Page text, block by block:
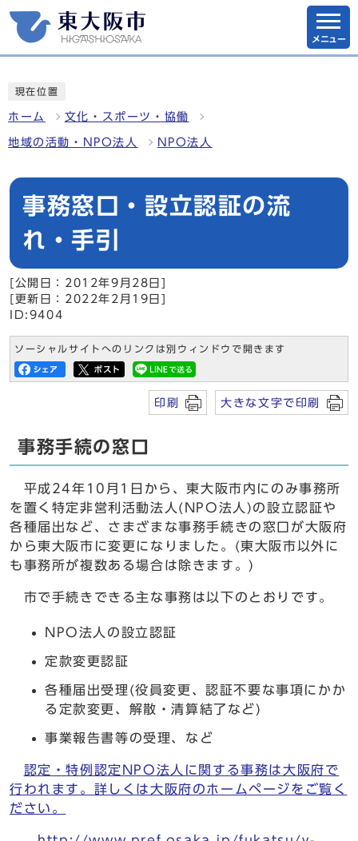
メニュー
現在位置
ホーム 文化・スポーツ・協働
地域の活動・NPO法人 NPO法人
事務窓口・設立認証の流
れ・手引
[公開日：2012年9月28日]
[更新日：2022年2月19日]
ID:9404
ソーシャルサイトへのリンクは別ウィンドウで開きます
印刷 大きな文字で印刷
事務手続の窓口
平成24年10月1日から、東大阪市内にのみ事務所
を置く特定非営利活動法人(NPO法人)の設立認証や
各種届出など、さまざまな事務手続きの窓口が大阪府
から東大阪市に変更になりました。(東大阪市以外に
も事務所が複数ある場合は除きます。)
市で手続きできる主な事務は以下のとおりです。
NPO法人の設立認証
定款変更認証
各種届出受理(役員変更、認証不要な事項にかか
る定款変更、解散・清算結了など)
事業報告書等の受理、など
認定・特例認定NPO法人に関する事務は大阪府で
行われます。詳しくは大阪府のホームページをご覧く
ださい。